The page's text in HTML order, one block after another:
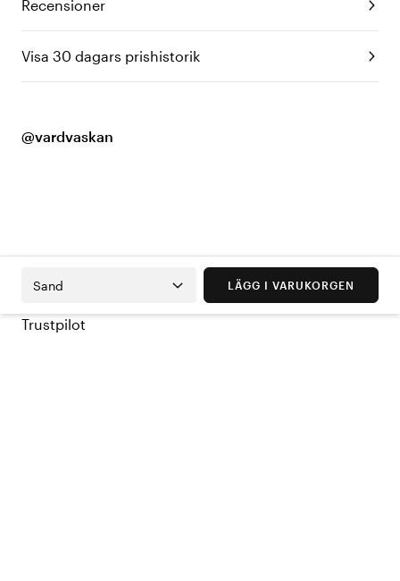
Recensioner
Visa 30 dagars prishistorik
@vardvaskan
Sand LÄGG I VARUKORGEN
Trustpilot